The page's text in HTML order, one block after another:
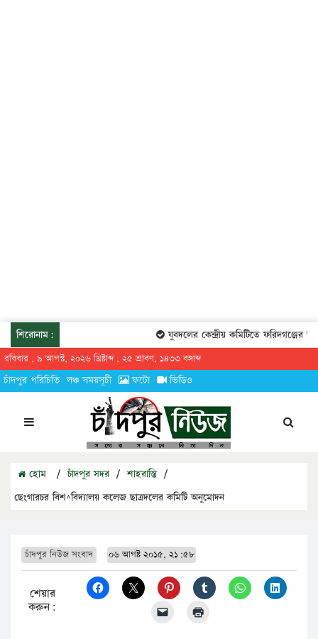
শিরোনাম: যুবদলের কেন্দ্রীয় কমিটিতে ফরিদগঞ্জের
রবিবার , ৯ আগস্ট, ২০২৬ খ্রিষ্টাব্দ , ২৫ শ্রাবণ, ১৪৩৩ বঙ্গাব্দ
চাঁদপুর পরিচিতি লঞ্চ সময়সূচী ফটো ভিডিও
হোম / চাঁদপুর সদর / শাহরাস্তি /
ছেংগারচর বিশ^বিদ্যালয় কলেজ ছাত্রদলের কমিটি অনুমোদন
চাঁদপুর নিউজ সংবাদ ০৬ আগষ্ট ২০১৫, ২১:৫৮
শেয়ার
করুন: